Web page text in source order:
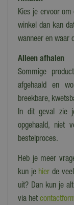
Nee
Tuinmeubeltrend
Kies je ervoor om
winkel dan kan
wanneer en waar
Alleen afhalen
Sommige
afgehaald en
breekbare,
In dit geval zie
opgehaald, niet
bestelproces.
Heb je meer
kun je hier de
uit? Dan kun je
via het